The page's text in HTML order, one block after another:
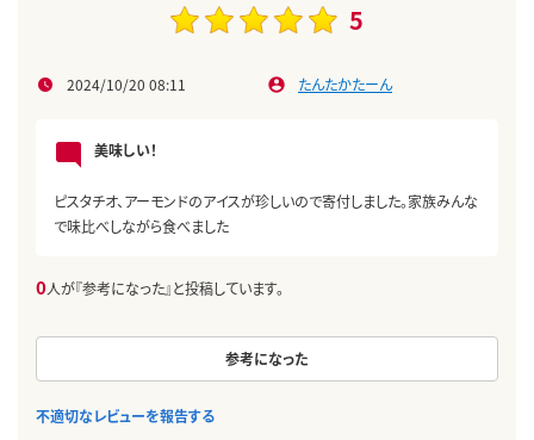
5
2024/10/20 08:11 たんたかたーん
美味しい！
ピスタチオ、アーモンドのアイスが珍しいので寄付しました。家族みんな
で味比べしながら食べました
0人が『参考になった』と投稿しています。
参考になった
不適切なレビューを報告する